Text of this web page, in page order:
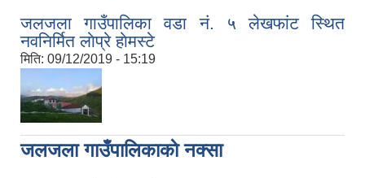
जलजला गाउँपालिका वडा नं. ५ लेखफांट स्थित
नवनिर्मित लाेप्रे हाेमस्टे
मिति: 09/12/2019 - 15:19
जलजला गाउँपालिकाकाे नक्सा